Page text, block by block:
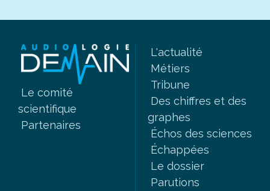
Le comité
scientifique
Partenaires
L'actualité
Métiers
Tribune
Des chiffres et des
graphes
Échos des sciences
Échappées
Le dossier
Parutions